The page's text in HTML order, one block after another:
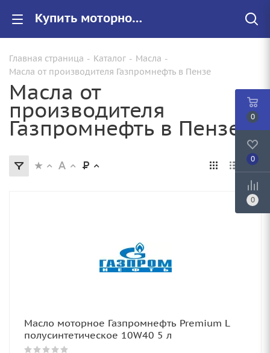
Купить моторное масло Газпромнефть, заказать авто масло Газпромнефть в Пензе
Главная страница - Каталог - Масла -
Масла от производителя Газпромнефть в Пензе
Масла от
производителя
Газпромнефть в Пензе
Масло моторное Газпромнефть Premium L
полусинтетическое 10W40 5 л
0
0
0